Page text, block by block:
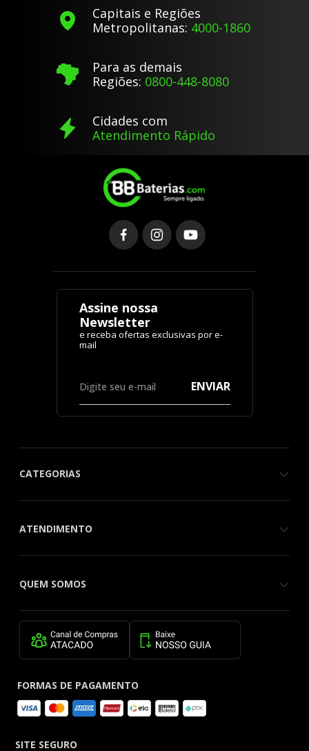
Capitais e Regiões
Metropolitanas: 4000-1860
Para as demais
Regiões: 0800-448-8080
Cidades com
Atendimento Rápido
Assine nossa
Newsletter
ENVIAR
CATEGORIAS
ATENDIMENTO
QUEM SOMOS
FORMAS DE PAGAMENTO
SITE SEGURO